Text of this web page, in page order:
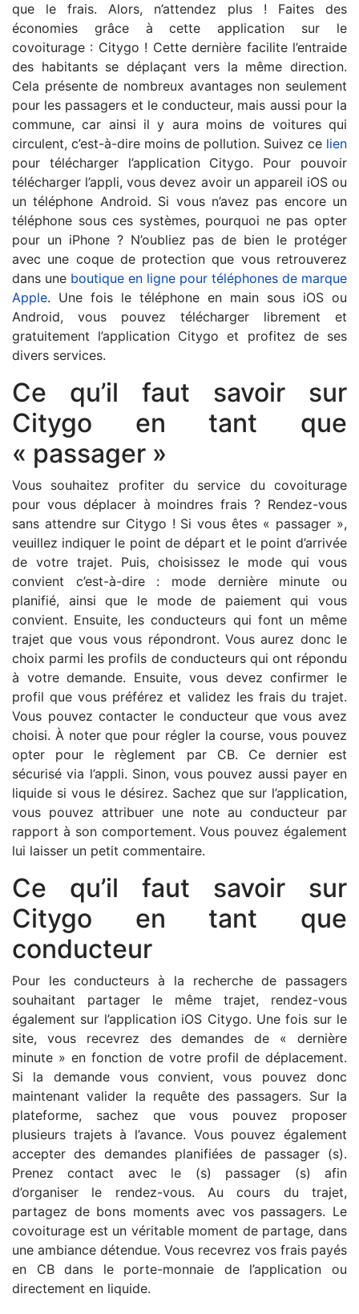
que le frais. Alors, n’attendez plus ! Faites des
économies grâce à cette application sur le
covoiturage : Citygo ! Cette dernière facilite l’entraide
des habitants se déplaçant vers la même direction.
Cela présente de nombreux avantages non seulement
pour les passagers et le conducteur, mais aussi pour la
commune, car ainsi il y aura moins de voitures qui
circulent, c’est-à-dire moins de pollution. Suivez ce lien
pour télécharger l’application Citygo. Pour pouvoir
télécharger l’appli, vous devez avoir un appareil iOS ou
un téléphone Android. Si vous n’avez pas encore un
téléphone sous ces systèmes, pourquoi ne pas opter
pour un iPhone ? N’oubliez pas de bien le protéger
avec une coque de protection que vous retrouverez
dans une boutique en ligne pour téléphones de marque
Apple. Une fois le téléphone en main sous iOS ou
Android, vous pouvez télécharger librement et
gratuitement l’application Citygo et profitez de ses
divers services.
Ce qu’il faut savoir sur
Citygo en tant que
« passager »
Vous souhaitez profiter du service du covoiturage
pour vous déplacer à moindres frais ? Rendez-vous
sans attendre sur Citygo ! Si vous êtes « passager »,
veuillez indiquer le point de départ et le point d’arrivée
de votre trajet. Puis, choisissez le mode qui vous
convient c’est-à-dire : mode dernière minute ou
planifié, ainsi que le mode de paiement qui vous
convient. Ensuite, les conducteurs qui font un même
trajet que vous vous répondront. Vous aurez donc le
choix parmi les profils de conducteurs qui ont répondu
à votre demande. Ensuite, vous devez confirmer le
profil que vous préférez et validez les frais du trajet.
Vous pouvez contacter le conducteur que vous avez
choisi. À noter que pour régler la course, vous pouvez
opter pour le règlement par CB. Ce dernier est
sécurisé via l’appli. Sinon, vous pouvez aussi payer en
liquide si vous le désirez. Sachez que sur l’application,
vous pouvez attribuer une note au conducteur par
rapport à son comportement. Vous pouvez également
lui laisser un petit commentaire.
Ce qu’il faut savoir sur
Citygo en tant que
conducteur
Pour les conducteurs à la recherche de passagers
souhaitant partager le même trajet, rendez-vous
également sur l’application iOS Citygo. Une fois sur le
site, vous recevrez des demandes de « dernière
minute » en fonction de votre profil de déplacement.
Si la demande vous convient, vous pouvez donc
maintenant valider la requête des passagers. Sur la
plateforme, sachez que vous pouvez proposer
plusieurs trajets à l’avance. Vous pouvez également
accepter des demandes planifiées de passager (s).
Prenez contact avec le (s) passager (s) afin
d’organiser le rendez-vous. Au cours du trajet,
partagez de bons moments avec vos passagers. Le
covoiturage est un véritable moment de partage, dans
une ambiance détendue. Vous recevrez vos frais payés
en CB dans le porte-monnaie de l’application ou
directement en liquide.